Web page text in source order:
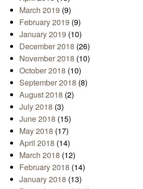
March 2019 (9)
February 2019 (9)
January 2019 (10)
December 2018 (26)
November 2018 (10)
October 2018 (10)
September 2018 (8)
August 2018 (2)
July 2018 (3)
June 2018 (15)
May 2018 (17)
April 2018 (14)
March 2018 (12)
February 2018 (14)
January 2018 (13)